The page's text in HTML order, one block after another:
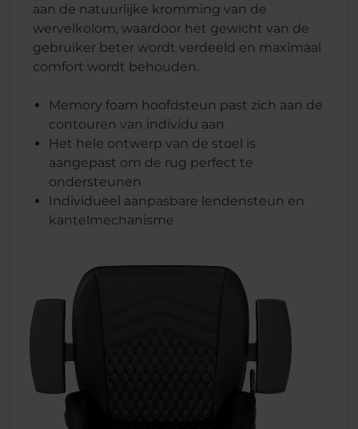
aan de natuurlijke kromming van de
wervelkolom, waardoor het gewicht van de
gebruiker beter wordt verdeeld en maximaal
comfort wordt behouden.
Memory foam hoofdsteun past zich aan de
contouren van individu aan
Het hele ontwerp van de stoel is
aangepast om de rug perfect te
ondersteunen
Individueel aanpasbare lendensteun en
kantelmechanisme